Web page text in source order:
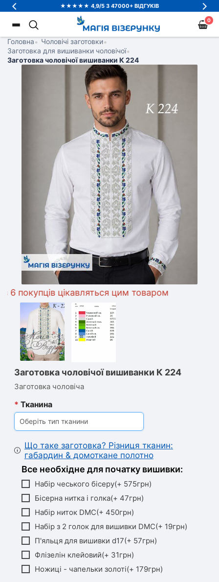
★★★★★ 4,9/5 З 47000+ ВІДГУКІВ
0
Головна• Чоловічі заготовки•
Заготовка для вишиванки чоловічої•
Заготовка чоловічої вишиванки К 224
цікавляться цим товаром
Заготовка чоловічої вишиванки К 224
Заготовка чоловіча
* Тканина
Оберіть тип тканини
Що таке заготовка? Різниця тканин:
габардин & домоткане полотно
Все необхідне для початку вишивки:
Набір чеського бісеру(+ 575грн)
Бісерна нитка і голка(+ 47грн)
Набір ниток DMC(+ 450грн)
Набір з 2 голок для вишивки DMC(+ 19грн)
П'яльця для вишивки d17(+ 57грн)
Флізелін клейовий(+ 31грн)
Ножиці - чапельки золоті(+ 179грн)